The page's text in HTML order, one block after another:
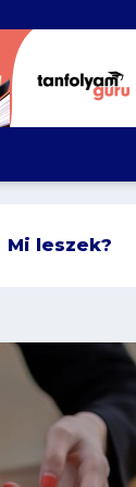
Mi leszek?